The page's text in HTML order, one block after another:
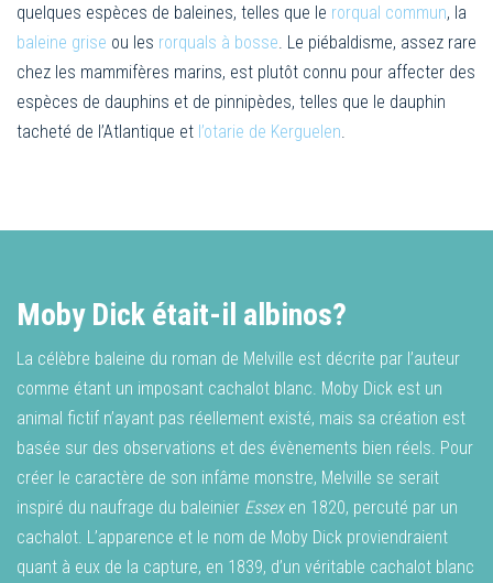
quelques espèces de baleines, telles que le rorqual commun, la
baleine grise ou les rorquals à bosse. Le piébaldisme, assez rare
chez les mammifères marins, est plutôt connu pour affecter des
espèces de dauphins et de pinnipèdes, telles que le dauphin
tacheté de l’Atlantique et l’otarie de Kerguelen.
Moby Dick était-il albinos?
La célèbre baleine du roman de Melville est décrite par l’auteur
comme étant un imposant cachalot blanc. Moby Dick est un
animal fictif n’ayant pas réellement existé, mais sa création est
basée sur des observations et des évènements bien réels. Pour
créer le caractère de son infâme monstre, Melville se serait
inspiré du naufrage du baleinier Essexen 1820, percuté par un
cachalot. L’apparence et le nom de Moby Dick proviendraient
quant à eux de la capture, en 1839, d’un véritable cachalot blanc